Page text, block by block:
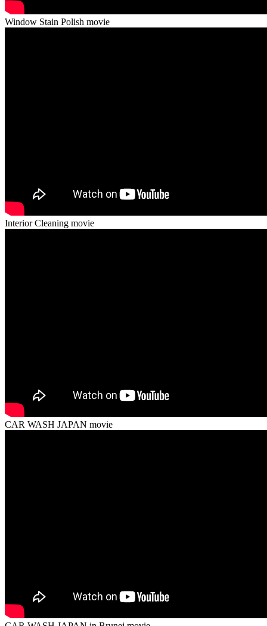
Window Stain Polish movie
Interior Cleaning movie
CAR WASH JAPAN movie